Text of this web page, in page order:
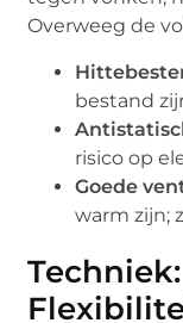
Overweeg de
bestand
risico op
Goede
warm zijn;